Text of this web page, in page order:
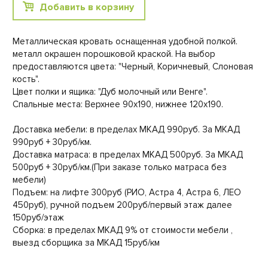
Добавить в корзину
Металлическая кровать оснащенная удобной полкой.
металл окрашен порошковой краской. На выбор
предоставляются цвета: "Черный, Коричневый, Слоновая
кость".
Цвет полки и ящика: "Дуб молочный или Венге".
Спальные места: Верхнее 90х190, нижнее 120х190.
Доставка мебели: в пределах МКАД 990руб. За МКАД
990руб + 30руб/км.
Доставка матраса: в пределах МКАД 500руб. За МКАД
500руб + 30руб/км.(При заказе только матраса без
мебели)
Подъем: на лифте 300руб (РИО, Астра 4, Астра 6, ЛЕО
450руб), ручной подъем 200руб/первый этаж далее
150руб/этаж
Сборка: в пределах МКАД 9% от стоимости мебели ,
выезд сборщика за МКАД 15руб/км